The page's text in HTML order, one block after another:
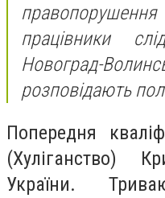
працівники
Новоград-
розповідають
Попередня
(Хуліганство)
України.